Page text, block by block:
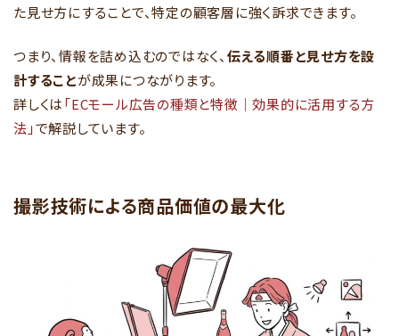
た見せ方にすることで、特定の顧客層に強く訴求できます。
つまり、情報を詰め込むのではなく、伝える順番と見せ方を設
計することが成果につながります。
詳しくは「ECモール広告の種類と特徴｜効果的に活用する方
法」で解説しています。
撮影技術による商品価値の最大化